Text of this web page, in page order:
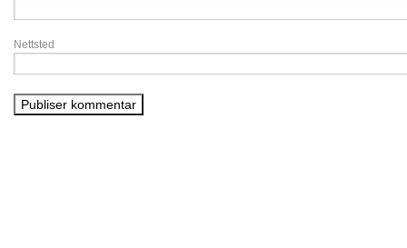
Nettsted